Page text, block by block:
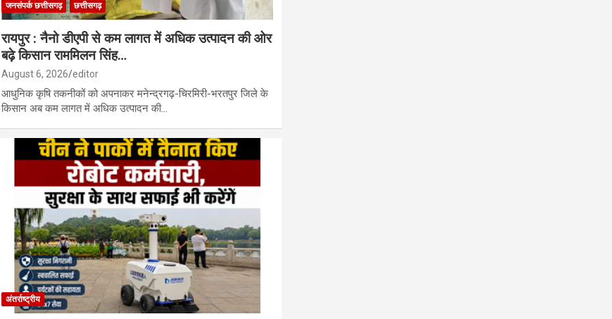
जनसंपर्क छत्तीसगढ़ छत्तीसगढ़
रायपुर : नैनो डीएपी से कम लागत में अधिक उत्पादन की ओर
बढ़े किसान राममिलन सिंह…
August 6, 2026 editor
आधुनिक कृषि तकनीकों को अपनाकर मनेन्द्रगढ़-चिरमिरी-भरतपुर जिले के
किसान अब कम लागत में अधिक उत्पादन की…
अंतर्राष्ट्रीय